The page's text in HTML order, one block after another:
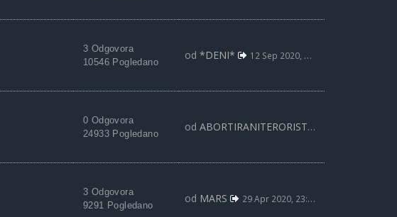
3 Odgovora
10546 Pogledano
od *DENI* 12 Sep 2020, 06:02
0 Odgovora
24933 Pogledano
od ABORTIRANITERORISTA
3 Odgovora
9291 Pogledano
od MARS 29 Apr 2020, 23:20